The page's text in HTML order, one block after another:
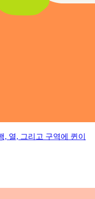
열, 그리고 구역에 퀸이